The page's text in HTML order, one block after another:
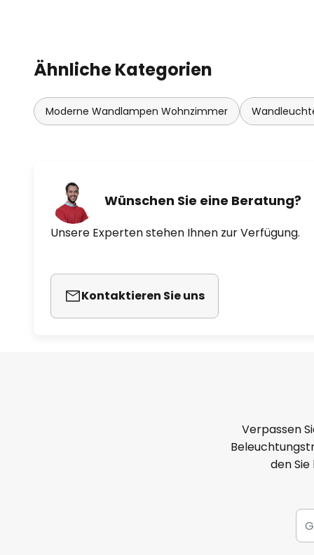
Ähnliche Kategorien
Moderne Wandlampen Wohnzimmer
Wünschen Sie eine Beratung?
Unsere Experten stehen Ihnen zur Verfügung.
Kontaktieren Sie uns
Verpassen
den